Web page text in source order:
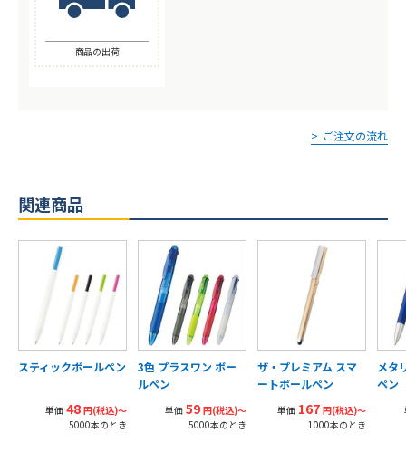
商品の出荷
ご注文の流れ
関連商品
スティックボールペン
単価 48 円(税込)〜
5000本のとき
3色 プラスワン ボー
ルペン
単価 59 円(税込)〜
5000本のとき
ザ・プレミアム スマ
ートボールペン
単価 167 円(税込)〜
1000本のとき
メタ
ペン